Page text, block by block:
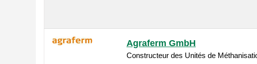
Agraferm GmbH
Constructeur des Unités de